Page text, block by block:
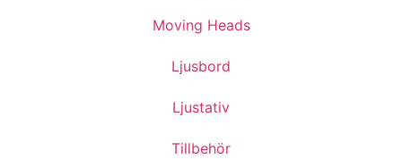
Moving Heads
Ljusbord
Ljustativ
Tillbehör